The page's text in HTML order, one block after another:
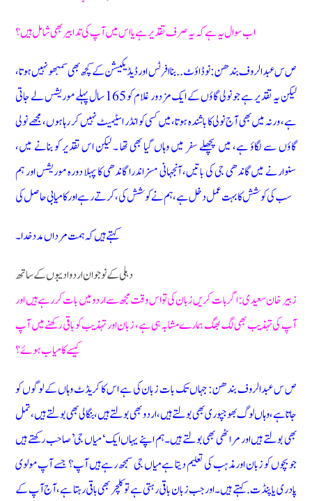
اب سوال یہ ہے کہ یہ صرف تقدیر ہے یا اس میں آپ کی تدابیر بھی شامل ہیں ؟
ص س عبدالروف بندھن: نو ڈاؤٹ.. بنا افرٹس اور ڈیڈیکیشن کے کچھ بھی سمبھو نہیں ہوتا،
لیکن یہ تقدیر ہے جو نولی گاؤں کے ایک مزدور غلام کو 165 سال پہلے موریشس لے جاتی
ہے، ورنہ میں بھی آج نولی کا باشندہ ہوتا، میں کسی کو انڈر اسٹیمیٹ نہیں کر رہا ہوں، مجھے نولی
گاؤں سے لگاؤ ہے، میں پچھلے سفر میں وہاں گیا بھی تھا ۔ لیکن اس تقدیر کو بنانے میں،
سنوارنے میں گاندھی جی کی باتیں، آنجہانی مسز اندرا گاندھی کا پہلا دورہ موریشس اور ہم
سب کی کوشش کا بہت عمل دخل ہے، ہم نے کوشش کی، کرتے رہے اور کامیابی حاصل کی
کہتے ہیں کہ ہمت مرداں مدد خدا۔
دہلی کے نوجوان اردو ادیبوں کے ساتھ
زبیر خان سعیدی: اگر بات کریں زبان کی تو اس وقت مجھ سے اردو میں بات کر رہے ہیں اور
آپ کی تہذیب بھی لگ بھگ ہمارے مشابہ ہی ہے، زبان اور تہذیب کو باقی رکھنے میں آپ
کیسے کامیاب ہوئے؟
ص س عبدالروف بندھن: جہاں تک بات زبان کی ہے اس کا کریڈٹ وہاں کے لوگوں کو
جاتا ہے، وہاں لوگ بھوجپوری بھی بولتے ہیں، اردو بھی بولتے ہیں، بنگالی بھی بولتے ہیں، تمل
بھی بولتے ہیں اور مراٹھی بھی بولتے ہیں۔ ہم اپنے یہاں ایک ‘میاں جی’ صاحب رکھتے ہیں
جو بچوں کو زبان اور مذہب کی تعلیم دیتا ہے میاں جی سمجھ رہے ہیں آپ؟ جسے آپ مولوی
پادری یا پنڈت. کہتے ہیں۔اور جب زبان باقی رہتی ہے تو کلچر بھی باقی رہتا ہے، آج آپ کے